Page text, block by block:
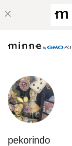
pekorindo